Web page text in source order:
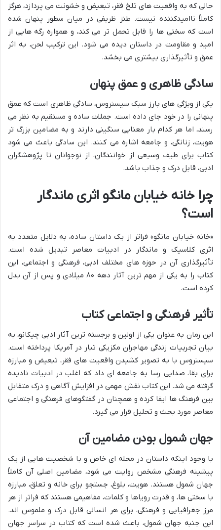
حالی که به واقعیت های تلخ فقر، تبعیض و خشونت می پردازد، هرگز
کاملاً ناامیدکننده نیست. طنز ظریفی در میان سطور پنهان شده
است که سختی ها را قابل تحمل تر می کند، و همواره رگه هایی از
امید و مقاومت در داستان دیده می شود. این ترکیب لحن، به اثر
عمق و تأثیرگذاری بیشتری می بخشد.
سادگی ظاهری و عمق پنهان
یکی از ویژگی های بارز سبک سیسنروس، سادگی ظاهری است که عمق
پنهانی را در خود جای داده است. جملات ساده و مستقیم به نظر می
رسند، اما هر کدام بار معنایی سنگینی دارند و به مضامین بزرگ تر
هویت، زنانگی، و جامعه اشاره می کنند. این سادگی باعث می شود
کتاب برای طیف وسیعی از خوانندگان، از نوجوانان تا پژوهشگران
ادبی، قابل درک و جذاب باشد.
چرا خانه خیابان مانگو اثری ماندگار
است؟
«خانه خیابان مانگو» فراتر از یک داستان ساده، به دلایل متعدد به
اثری کلاسیک و ماندگار در ادبیات معاصر تبدیل شده است.
تأثیرگذاری آن در حوزه های مختلف ادبی، فرهنگی و اجتماعی، این
کتاب را به یکی از مهم ترین آثار دهه ۸۰ میلادی و پس از آن بدل
کرده است.
تأثیر فرهنگی و اجتماعی کتاب
این رمان به عنوان یکی از اولین و برجسته ترین آثار ادبی چیکانو، به
بیان تجربیات زندگی مهاجران مکزیکی تبار در آمریکا پرداخته است.
سیسنروس با به تصویر کشیدن واقعیت های فقر، تبعیض و مبارزه
برای بقا، صدایی رسا به جامعه ای داد که اغلب در ادبیات نادیده
گرفته می شد. این کتاب نقش مهمی در افزایش آگاهی و درک متقابل
بین فرهنگ ها ایفا کرده و همچنان در گفتگوهای فرهنگی و اجتماعی
معاصر مورد بحث و تحلیل قرار می گیرد.
جهان شمول بودن مضامین آن
با وجود اینکه داستان در محله ای خاص و با شخصیت هایی از یک
پیشینه فرهنگی مشخص روایت می شود، مضامین اصلی آن کاملاً
جهان شمول هستند. هویت، بلوغ، جستجو برای خانه و تعلق، مبارزه
با سختی ها، و قدرت رویاها و کلمات، مفاهیمی هستند که فراتر از هر
مرز جغرافیایی و فرهنگی، برای هر انسانی قابل درک و ملموس اند.
این جنبه جهان شمول، باعث شده است که کتاب در سراسر جهان